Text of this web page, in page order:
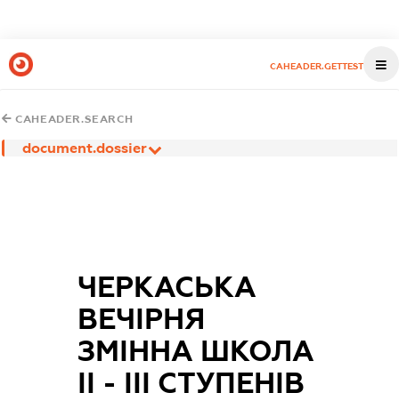
CAHEADER.GETTEST
CAHEADER.SEARCH
document.dossier
ЧЕРКАСЬКА
ВЕЧІРНЯ
ЗМІННА ШКОЛА
ІІ - ІІІ СТУПЕНІВ